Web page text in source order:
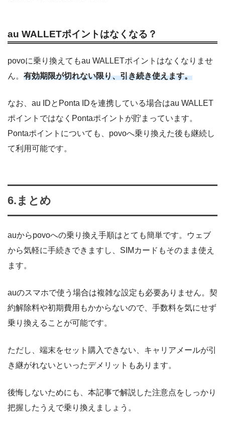
au WALLETポイントはなくなる？
povoに乗り換えてもau WALLETポイントはなくなりませ
ん。 有効期限が切れない限り、引き続き使えます。
なお、au IDとPonta IDを連携している場合はau WALLET
ポイントではなくPontaポイントが貯まっています。
Pontaポイントについても、povoへ乗り換えた後も継続し
て利用可能です。
6.まとめ
auからpovoへの乗り換え手順はとても簡単です。ウェブ
から気軽に手続きできますし、SIMカードもそのまま使え
ます。
auのスマホで使う場合は複雑な設定も必要ありません。契
約解除料や初期費用もかからないので、手数料を気にせず
乗り換えることが可能です。
ただし、端末をセット購入できない、キャリアメールが引
き継がれないといったデメリットもあります。
後悔しないためにも、本記事で解説した注意点をしっかり
把握したうえで乗り換えましょう。